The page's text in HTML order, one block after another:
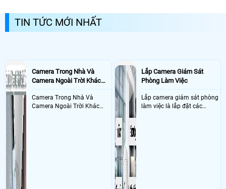
vệ an ninh gia đình văn phòng cũng...
TIN TỨC MỚI NHẤT
Camera Trong Nhà Và
Camera Ngoài Trời Khác
Nhau Như Thế Nào
Camera Trong Nhà Và
Camera Ngoài Trời Khác
Lắp Camera Giám Sát
Phòng Làm Việc
Lắp camera giám sát phòng
làm việc là lắp đặt các